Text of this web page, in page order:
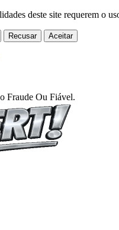
deste site requerem o
Recusar Aceitar
Fraude Ou Fiável.